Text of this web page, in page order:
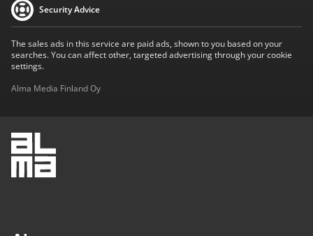
Security Advice
The sales ads in this service are paid ads, shown to you based on your
searches. You can affect other, targeted advertising through your cookie
settings.
Alma Media Finland Oy